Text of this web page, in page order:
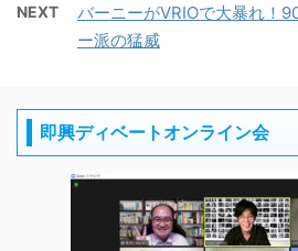
NEXT
バーニーがVRIOで大暴れ！
ー派の猛威
即興ディベートオンライン会